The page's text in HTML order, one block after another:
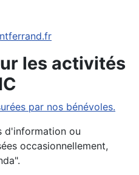
les activités
par nos bénévoles.
d'information ou
occasionnellement,